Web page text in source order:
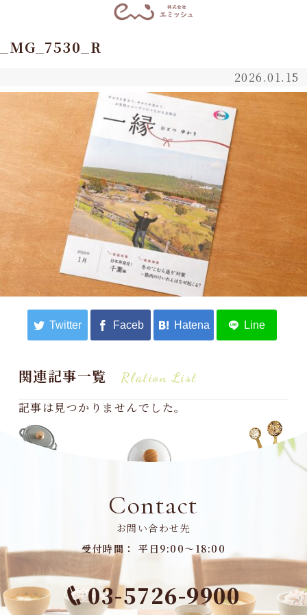
_MG_7530_R
2026.01.15
関連記事一覧 Rlation List
記事は見つかりませんでした。
Contact
お問い合わせ先
受付時間： 平日9:00～18:00
03-5726-9900